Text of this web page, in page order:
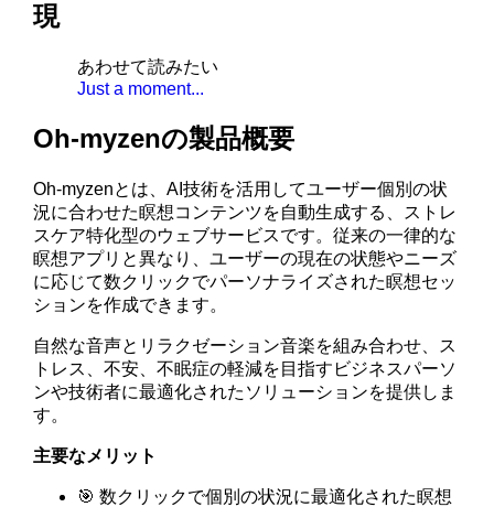
現
あわせて読みたい
Just a moment...
Oh-myzenの製品概要
Oh-myzenとは、AI技術を活用してユーザー個別の状
況に合わせた瞑想コンテンツを自動生成する、ストレ
スケア特化型のウェブサービスです。従来の一律的な
瞑想アプリと異なり、ユーザーの現在の状態やニーズ
に応じて数クリックでパーソナライズされた瞑想セッ
ションを作成できます。
自然な音声とリラクゼーション音楽を組み合わせ、ス
トレス、不安、不眠症の軽減を目指すビジネスパーソ
ンや技術者に最適化されたソリューションを提供しま
す。
主要なメリット
🎯 数クリックで個別の状況に最適化された瞑想